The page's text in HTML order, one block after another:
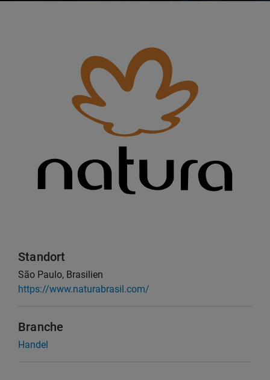
Standort
São Paulo, Brasilien
https://www.naturabrasil.com/
Branche
Handel